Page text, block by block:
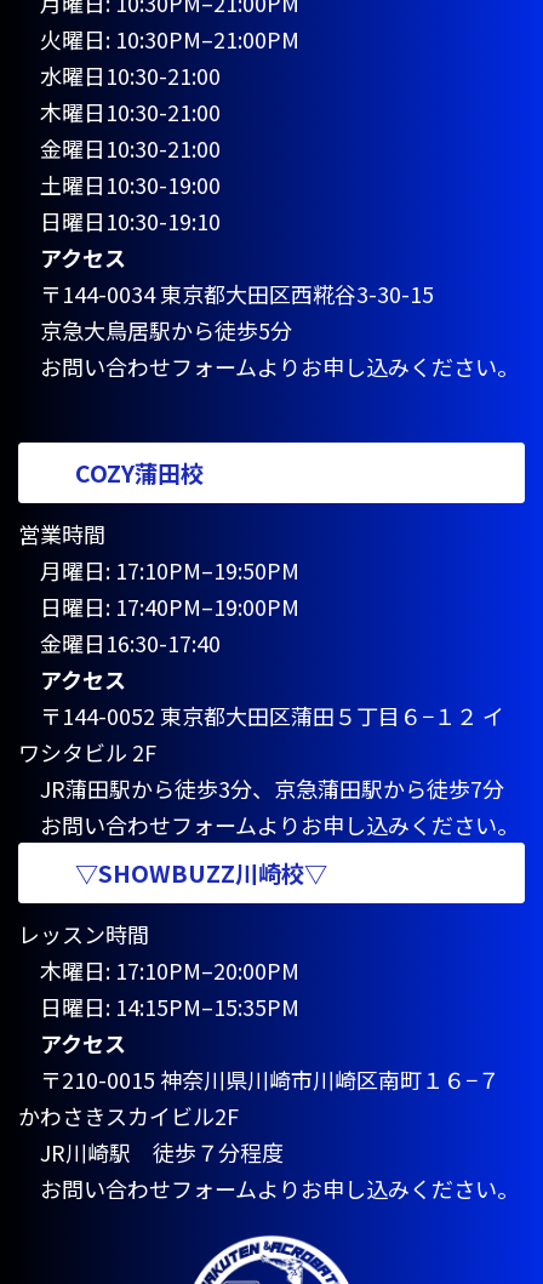
火曜日: 10:30PM–21:00PM
水曜日10:30-21:00
木曜日10:30-21:00
金曜日10:30-21:00
土曜日10:30-19:00
日曜日10:30-19:10
アクセス
〒144-0034 東京都大田区西糀谷3-30-15
京急大鳥居駅から徒歩5分
お問い合わせフォームよりお申し込みください。
COZY蒲田校
営業時間
月曜日: 17:10PM–19:50PM
日曜日: 17:40PM–19:00PM
金曜日16:30-17:40
アクセス
〒144-0052 東京都大田区蒲田５丁目６−１２ イ
ワシタビル 2F
JR蒲田駅から徒歩3分、京急蒲田駅から徒歩7分
お問い合わせフォームよりお申し込みください。
▽SHOWBUZZ川崎校▽
レッスン時間
木曜日: 17:10PM–20:00PM
日曜日: 14:15PM–15:35PM
アクセス
〒210-0015 神奈川県川崎市川崎区南町１６−７
かわさきスカイビル2F
JR川崎駅 徒歩７分程度
お問い合わせフォームよりお申し込みください。